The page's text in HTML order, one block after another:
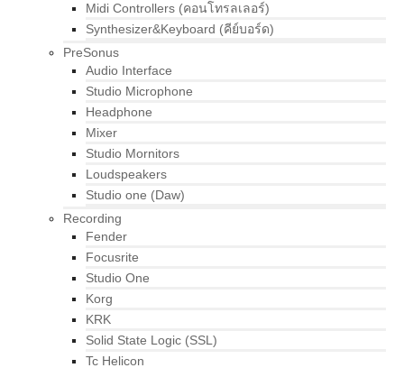
Midi Controllers (คอนโทรลเลอร์)
Synthesizer&Keyboard (คีย์บอร์ด)
PreSonus
Audio Interface
Studio Microphone
Headphone
Mixer
Studio Mornitors
Loudspeakers
Studio one (Daw)
Recording
Fender
Focusrite
Studio One
Korg
KRK
Solid State Logic (SSL)
Tc Helicon